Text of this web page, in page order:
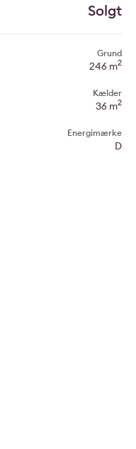
Solgt
Grund
246 m2
Kælder
36 m2
Energimærke
D